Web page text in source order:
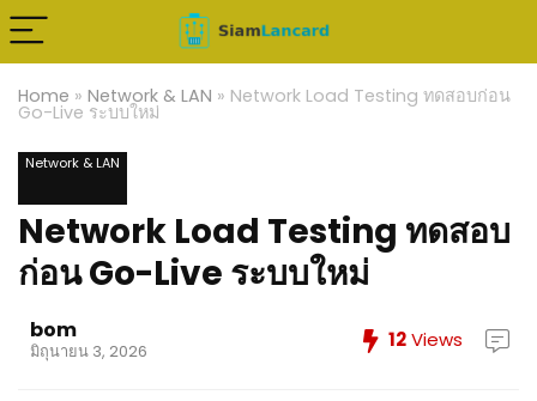
Home » Network & LAN » Network Load Testing ทดสอบก่อน
Go-Live ระบบใหม่
Network & LAN
Network Load Testing ทดสอบ
ก่อน Go-Live ระบบใหม่
bom
มิถุนายน 3, 2026 12Views